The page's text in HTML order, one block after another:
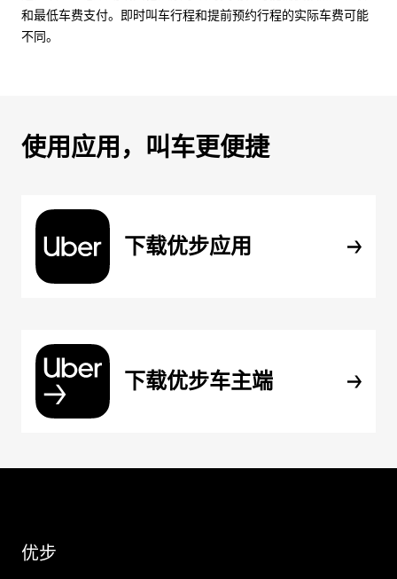
和最低车费支付。即时叫车行程和提前预约行程的实际车费可能
不同。
使用应用，叫车更便捷
下载优步应用
下载优步车主端
优步